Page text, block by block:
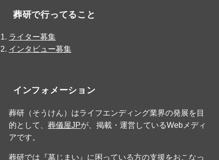
葬研で行ってること
ライター募集
インタビュー募集
インフォメーション
葬研（そうけん）はライフエンディング業界の発展を目
的として、 葬儀屋JPが、掲載・運営しているWebメディ
アです。
葬研では『墓じまい』に困っている方の支援をおこなっ